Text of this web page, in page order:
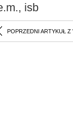
isb
POPRZEDNI ARTYKUŁ Z